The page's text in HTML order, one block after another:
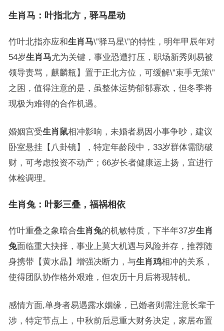
生肖马：叶指北方，驿马星动
竹叶北指亦应和生肖马\”驿马星\”的特性，明年甲辰年对
54岁生肖马尤为关键，事业恐遭打压，职场新秀则易被
领导责骂，麒麟瓶】置于正北方位，可缓解\”束手无策\”
之困，值得注意的是，虽整体运势郁郁寡欢，但冬季将
现极为难得的合作机遇。
婚姻宫受生肖鼠相冲影响，未婚者易因小事争吵，建议
卧室悬挂【八卦镜】，特定年龄段中，33岁群体需防破
财，可考虑投资不动产；66岁长者健康运上扬，宜进行
体检调理。
生肖兔：叶影三叠，福祸相依
竹叶重叠之象暗合生肖兔的机敏特质，下半年37岁生肖
兔面临重大抉择，事业上莫大机遇与风险并存，推荐随
身携带【黄水晶】增强决断力，与生肖鸡相冲的关系，
使得团队协作格外艰难，但农历十月后将现转机。
感情方面,单身者易遇露水姻缘，已婚者则需注意长辈干
涉，特定节点上，中秋前后忌重大财务决定，家居布置